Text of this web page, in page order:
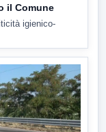
il Comune
igienico-